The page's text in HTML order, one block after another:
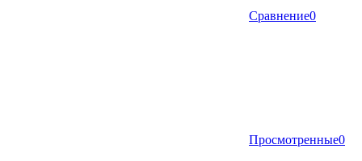
Сравнение0
Просмотренные0